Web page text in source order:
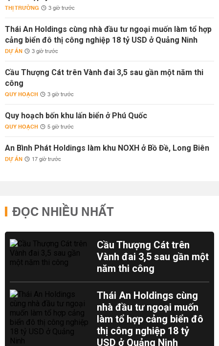
THỊ TRƯỜNG 3 giờ trước
Thái An Holdings cùng nhà đầu tư ngoại muốn làm tổ hợp
cảng biển đô thị công nghiệp 18 tỷ USD ở Quảng Ninh
DỰ ÁN 3 giờ trước
Cầu Thượng Cát trên Vành đai 3,5 sau gần một năm thi
công
QUY HOẠCH 3 giờ trước
Quy hoạch bốn khu lấn biển ở Phú Quốc
QUY HOẠCH 5 giờ trước
An Bình Phát Holdings làm khu NOXH ở Bồ Đề, Long Biên
DỰ ÁN 17 giờ trước
ĐỌC NHIỀU NHẤT
Cầu Thượng Cát trên
Vành đai 3,5 sau gần một
năm thi công
Thái An Holdings cùng
nhà đầu tư ngoại muốn
làm tổ hợp cảng biển đô
thị công nghiệp 18 tỷ
USD ở Quảng Ninh